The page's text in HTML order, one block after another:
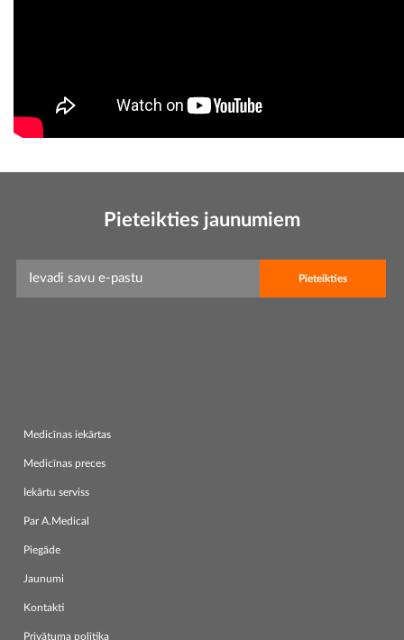
Pieteikties jaunumiem
Medicīnas iekārtas
Medicīnas preces
Iekārtu serviss
Par A.Medical
Piegāde
Jaunumi
Kontakti
Privātuma politika